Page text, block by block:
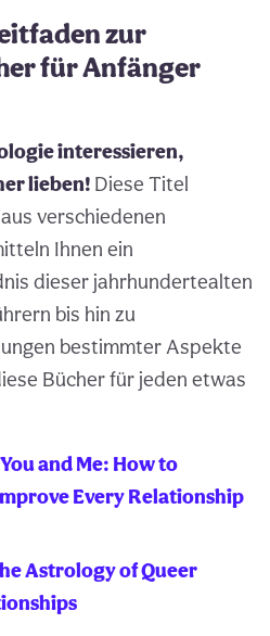
zur
für Anfänger
interessieren,
lieben! Diese Titel
verschiedenen
Ihnen ein
dieser jahrhundertealten
bis hin zu
bestimmter Aspekte
Bücher für jeden etwas
and Me: How to
Every Relationship
Astrology of Queer